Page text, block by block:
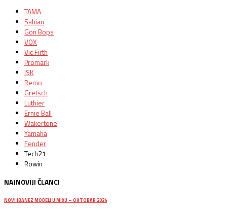
TAMA
Sabian
Gon Bops
VOX
Vic Firth
Promark
ISK
Remo
Gretsch
Luthier
Ernie Ball
Wakertone
Yamaha
Fender
Tech21
Rowin
NAJNOVIJI ČLANCI
NOVI IBANEZ MODELI U MIXU – OKTOBAR 2024